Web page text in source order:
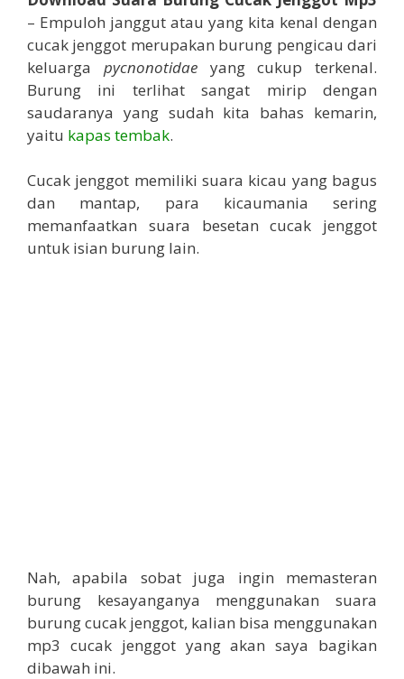
– Empuloh janggut atau yang kita kenal dengan
cucak jenggot merupakan burung pengicau dari
keluarga pycnonotidaeyang cukup terkenal.
Burung ini terlihat sangat mirip dengan
saudaranya yang sudah kita bahas kemarin,
yaitu kapas tembak.
Cucak jenggot memiliki suara kicau yang bagus
dan mantap, para kicaumania sering
memanfaatkan suara besetan cucak jenggot
untuk isian burung lain.
Nah, apabila sobat juga ingin memasteran
burung kesayanganya menggunakan suara
burung cucak jenggot, kalian bisa menggunakan
mp3 cucak jenggot yang akan saya bagikan
dibawah ini.